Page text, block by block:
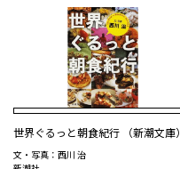
世界ぐるっと朝食紀行 （新潮文庫）
文・写真：西川 治